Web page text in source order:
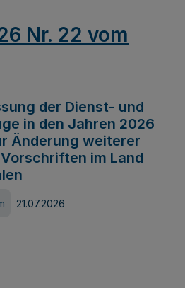
Nr. 22 vom
der Dienst- und
in den Jahren 2026
Änderung weiterer
im Land
21.07.2026